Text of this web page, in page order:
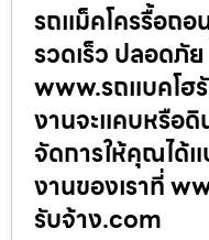
รถแม็คโครรื้อถ
รวดเร็ว ปลอดภั
www.รถแบคโฮ
งานจะแคบหรือดิ
จัดการให้คุณได้
งานของเราที่
รับจ้าง.com